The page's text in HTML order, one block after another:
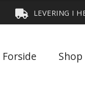
LEVERING I
Forside Shop